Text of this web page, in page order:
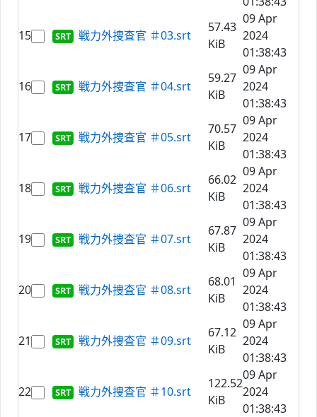
15 戦力外捜査官 ＃03.srt
57.43
KiB
09 Apr
2024
01:38:43
16 戦力外捜査官 ＃04.srt
59.27
KiB
09 Apr
2024
01:38:43
17 戦力外捜査官 ＃05.srt
70.57
KiB
09 Apr
2024
01:38:43
18 戦力外捜査官 ＃06.srt
66.02
KiB
09 Apr
2024
01:38:43
19 戦力外捜査官 ＃07.srt
67.87
KiB
09 Apr
2024
01:38:43
20 戦力外捜査官 ＃08.srt
68.01
KiB
09 Apr
2024
01:38:43
21 戦力外捜査官 ＃09.srt
67.12
KiB
09 Apr
2024
01:38:43
22 戦力外捜査官 ＃10.srt
122.52
KiB
09 Apr
2024
01:38:43